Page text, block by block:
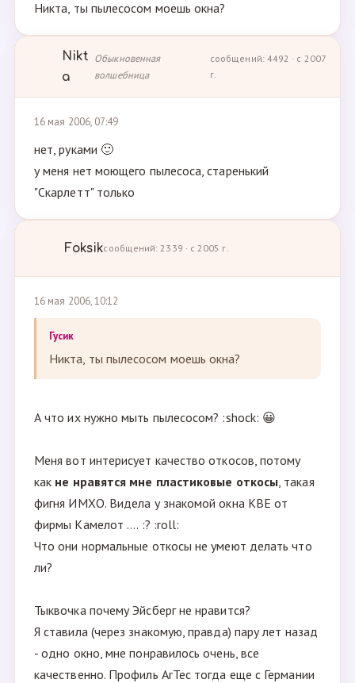
Никта, ты пылесосом моешь окна?
Nikt
a
Обыкновенная
волшебница
сообщений: 4492 · с 2007
г.
16 мая 2006, 07:49
нет, руками 🙂
у меня нет моющего пылесоса, старенький
"Скарлетт" только
Foksikсообщений: 2339 · с 2005 г.
16 мая 2006, 10:12
Гусик
Никта, ты пылесосом моешь окна?
А что их нужно мыть пылесосом? :shock: 😀
Меня вот интерисует качество откосов, потому
как не нравятся мне пластиковые откосы, такая
фигня ИМХО. Видела у знакомой окна КВЕ от
фирмы Камелот .... :? :roll:
Что они нормальные откосы не умеют делать что
ли?
Тыквочка почему Эйсберг не нравится?
Я ставила (через знакомую, правда) пару лет назад
- одно окно, мне понравилось очень, все
качественно. Профиль ArTec тогда еще с Германии